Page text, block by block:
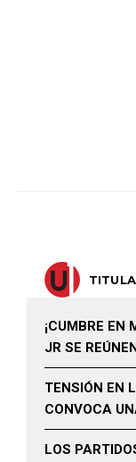
¡CUMBRE EN
JR SE
TENSIÓN EN
CONVOCA
LOS